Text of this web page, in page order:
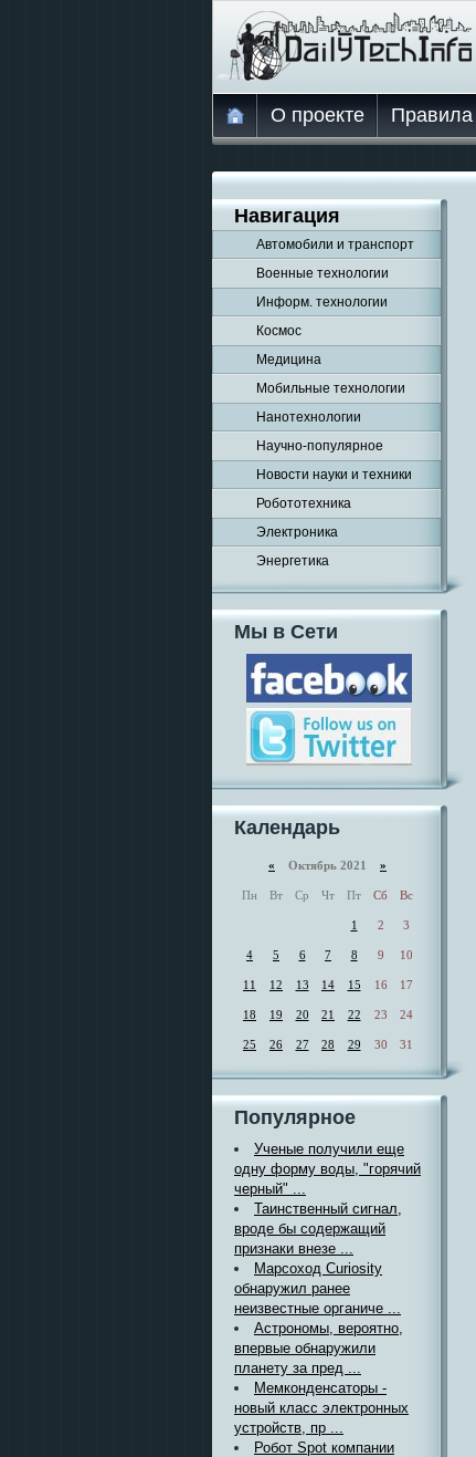
О проекте Правила
Навигация
Автомобили и транспорт
Военные технологии
Информ. технологии
Космос
Медицина
Мобильные технологии
Нанотехнологии
Научно-популярное
Новости науки и техники
Робототехника
Электроника
Энергетика
Мы в Сети
Календарь
« Октябрь 2021 »
Пн Вт Ср Чт Пт Сб Вс
1 2 3
4 5 6 7 8 9 10
11 12 13 14 15 16 17
18 19 20 21 22 23 24
25 26 27 28 29 30 31
Популярное
Ученые получили еще
одну форму воды, "горячий
черный" ...
Таинственный сигнал,
вроде бы содержащий
признаки внезе ...
Марсоход Curiosity
обнаружил ранее
неизвестные органиче ...
Астрономы, вероятно,
впервые обнаружили
планету за пред ...
Мемконденсаторы -
новый класс электронных
устройств, пр ...
Робот Spot компании